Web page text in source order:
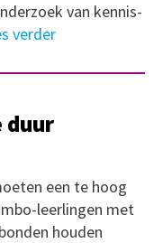
van kennis-
verder
duur
een te hoog
leerlingen met
houden